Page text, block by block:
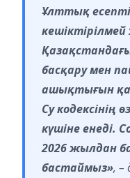
Ұлттық
басқару мен
ашықтығын
Су кодексінің
күшіне енеді.
2026 жылдан
бастаймыз», –